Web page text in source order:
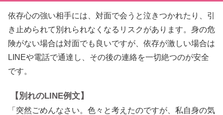
依存心の強い相手には、対面で会うと泣きつかれたり、引
き止められて別れられなくなるリスクがあります。身の危
険がない場合は対面でも良いですが、依存が激しい場合は
LINEや電話で通達し、その後の連絡を一切絶つのが安全
です。
【別れのLINE例文】
「突然ごめんなさい。色々と考えたのですが、私自身の気